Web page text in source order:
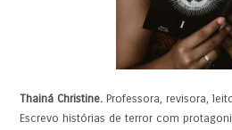
Thainá Christine. Professora, revisora,
Escrevo histórias de terror com